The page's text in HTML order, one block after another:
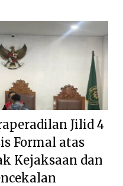
Jilid 4
Formal atas
Kejaksaan dan